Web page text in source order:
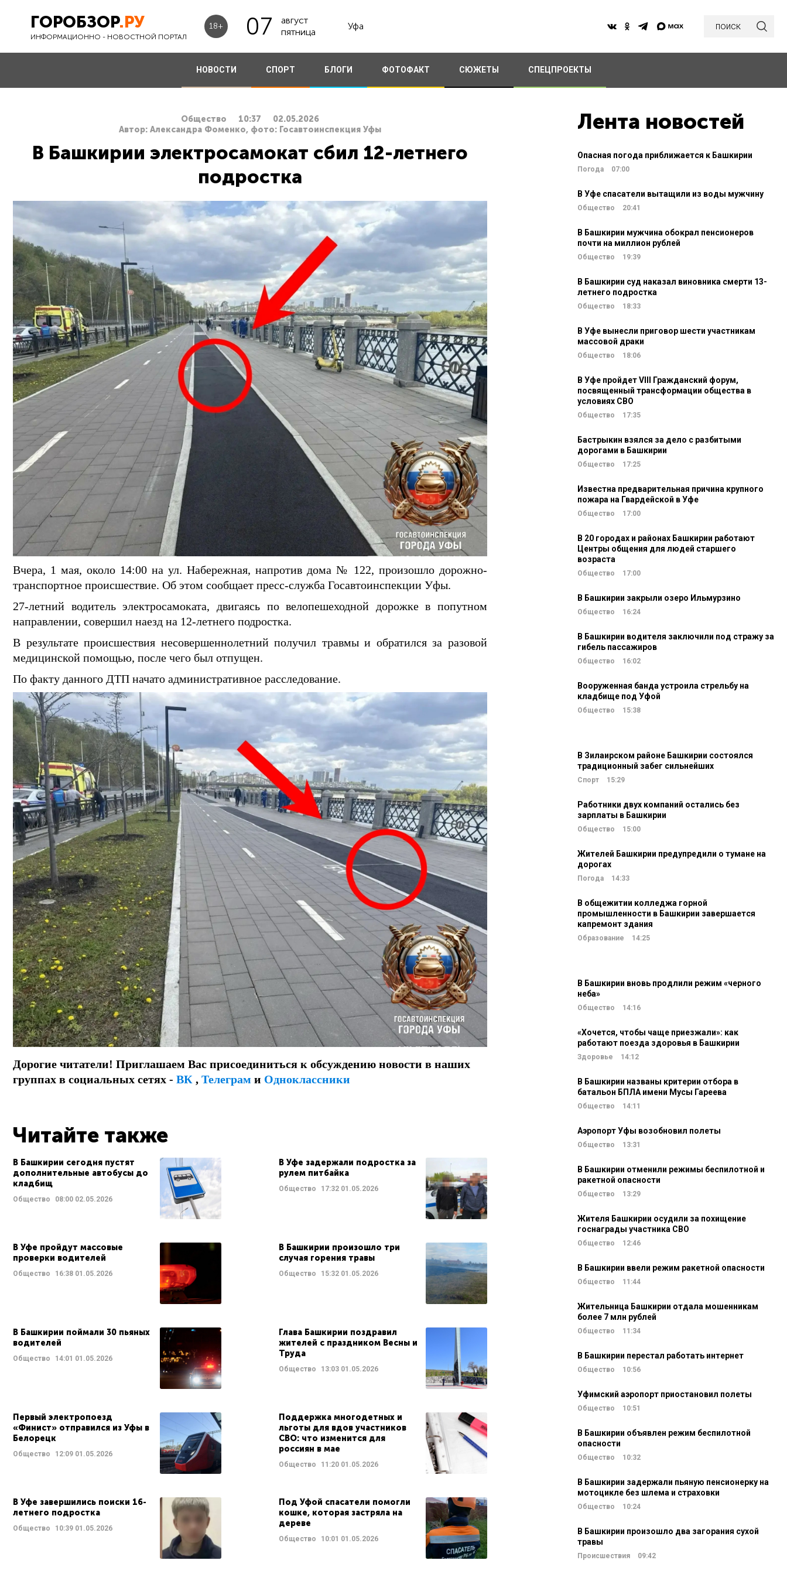
ГОРОБЗОР.РУ
ИНФОРМАЦИОННО - НОВОСТНОЙ ПОРТАЛ
18+ 07
август
пятница
Уфа поиск
НОВОСТИ СПОРТ БЛОГИ ФОТОФАКТ СЮЖЕТЫ СПЕЦПРОЕКТЫ
Общество 10:37
02.05.2026
Автор: Александра Фоменко, фото: Госавтоинспекция Уфы
В Башкирии электросамокат сбил 12-летнего
подростка
Вчера, 1 мая, около 14:00 на ул. Набережная, напротив дома № 122, произошло дорожно-
транспортное происшествие. Об этом сообщает пресс-служба Госавтоинспекции Уфы.
27-летний водитель электросамоката, двигаясь по велопешеходной дорожке в попутном
направлении, совершил наезд на 12-летнего подростка.
В результате происшествия несовершеннолетний получил травмы и обратился за разовой
медицинской помощью, после чего был отпущен.
По факту данного ДТП начато административное расследование.
Дорогие читатели! Приглашаем Вас присоединиться к обсуждению новости в наших
группах в социальных сетях - ВК , Телеграм и Одноклассники
Читайте также
В Башкирии сегодня пустят
дополнительные автобусы до
кладбищ
Общество 08:00 02.05.2026
В Уфе задержали подростка за
рулем питбайка
Общество 17:3201.05.2026
В Уфе пройдут массовые
проверки водителей
Общество 16:38 01.05.2026
В Башкирии произошло три
случая горения травы
Общество 15:3201.05.2026
В Башкирии поймали 30 пьяных
водителей
Общество 14:01 01.05.2026
Глава Башкирии поздравил
жителей с праздником Весны и
Труда
Общество 13:0301.05.2026
Первый электропоезд
«Финист» отправился из Уфы в
Белорецк
Общество 12:09 01.05.2026
Поддержка многодетных и
льготы для вдов участников
СВО: что изменится для
россиян в мае
Общество 11:2001.05.2026
В Уфе завершились поиски 16-
летнего подростка
Общество 10:39 01.05.2026
Под Уфой спасатели помогли
кошке, которая застряла на
дереве
Общество 10:01 01.05.2026
Лента новостей
Опасная погода приближается к Башкирии
Погода 07:00
В Уфе спасатели вытащили из воды мужчину
Общество 20:41
В Башкирии мужчина обокрал пенсионеров
почти на миллион рублей
Общество 19:39
В Башкирии суд наказал виновника смерти 13-
летнего подростка
Общество 18:33
В Уфе вынесли приговор шести участникам
массовой драки
Общество 18:06
В Уфе пройдет VIII Гражданский форум,
посвященный трансформации общества в
условиях СВО
Общество 17:35
Бастрыкин взялся за дело с разбитыми
дорогами в Башкирии
Общество 17:25
Известна предварительная причина крупного
пожара на Гвардейской в Уфе
Общество 17:00
В 20 городах и районах Башкирии работают
Центры общения для людей старшего
возраста
Общество 17:00
В Башкирии закрыли озеро Ильмурзино
Общество 16:24
В Башкирии водителя заключили под стражу за
гибель пассажиров
Общество 16:02
Вооруженная банда устроила стрельбу на
кладбище под Уфой
Общество 15:38
В Зилаирском районе Башкирии состоялся
традиционный забег сильнейших
Спорт 15:29
Работники двух компаний остались без
зарплаты в Башкирии
Общество 15:00
Жителей Башкирии предупредили о тумане на
дорогах
Погода 14:33
В общежитии колледжа горной
промышленности в Башкирии завершается
капремонт здания
Образование 14:25
В Башкирии вновь продлили режим «черного
неба»
Общество 14:16
«Хочется, чтобы чаще приезжали»: как
работают поезда здоровья в Башкирии
Здоровье 14:12
В Башкирии названы критерии отбора в
батальон БПЛА имени Мусы Гареева
Общество 14:11
Аэропорт Уфы возобновил полеты
Общество 13:31
В Башкирии отменили режимы беспилотной и
ракетной опасности
Общество 13:29
Жителя Башкирии осудили за похищение
госнаграды участника СВО
Общество 12:46
В Башкирии ввели режим ракетной опасности
Общество 11:44
Жительница Башкирии отдала мошенникам
более 7 млн рублей
Общество 11:34
В Башкирии перестал работать интернет
Общество 10:56
Уфимский аэропорт приостановил полеты
Общество 10:51
В Башкирии объявлен режим беспилотной
опасности
Общество 10:32
В Башкирии задержали пьяную пенсионерку на
мотоцикле без шлема и страховки
Общество 10:24
В Башкирии произошло два загорания сухой
травы
Происшествия 09:42